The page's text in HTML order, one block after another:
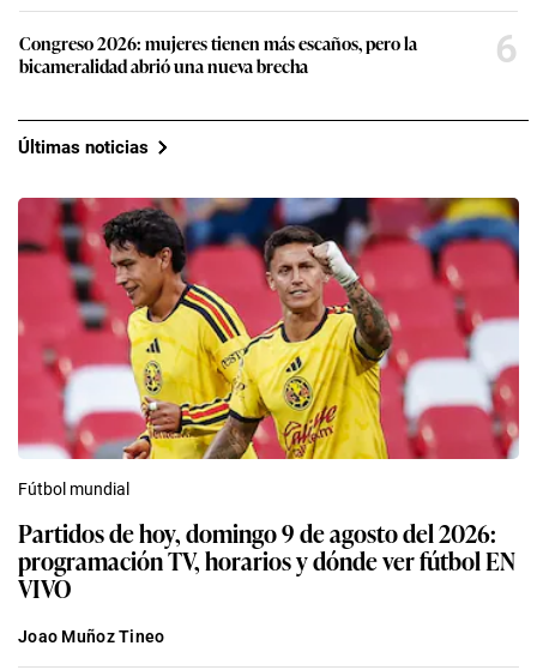
Congreso 2026: mujeres tienen más escaños, pero la
bicameralidad abrió una nueva brecha
6
Últimas noticias
Fútbol mundial
Partidos de hoy, domingo 9 de agosto del 2026:
programación TV, horarios y dónde ver fútbol EN
VIVO
Joao Muñoz Tineo